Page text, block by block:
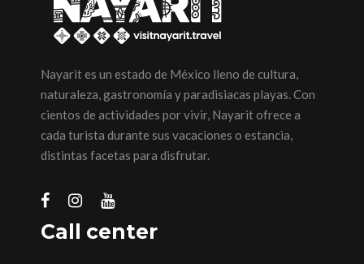
Nayarit es un estado de México lleno de cultura,
naturaleza, gastronomía y paradisiacas playas. Con
cientos de actividades por vivir, Nayarit ofrece a
cada turista durante sus vacaciones o estancia,
distintas facetas para disfrutar.
Call center